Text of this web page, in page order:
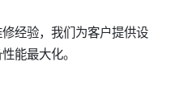
经验，我们为客户提供设
能最大化。